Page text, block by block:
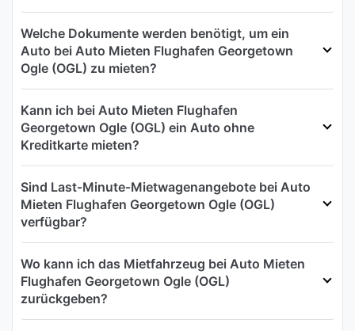
Welche Dokumente werden benötigt, um ein
Auto bei Auto Mieten Flughafen Georgetown
Ogle (OGL) zu mieten?
Kann ich bei Auto Mieten Flughafen
Georgetown Ogle (OGL) ein Auto ohne
Kreditkarte mieten?
Sind Last‑Minute‑Mietwagenangebote bei Auto
Mieten Flughafen Georgetown Ogle (OGL)
verfügbar?
Wo kann ich das Mietfahrzeug bei Auto Mieten
Flughafen Georgetown Ogle (OGL)
zurückgeben?